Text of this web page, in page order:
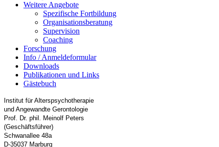
Weitere Angebote
Spezifische Fortbildung
Organisationsberatung
Supervision
Coaching
Forschung
Info / Anmeldeformular
Downloads
Publikationen und Links
Gästebuch
Institut für Alterspsychotherapie
und Angewandte Gerontologie
Prof. Dr. phil. Meinolf Peters
(Geschäftsführer)
Schwanallee 48a
D-35037 Marburg